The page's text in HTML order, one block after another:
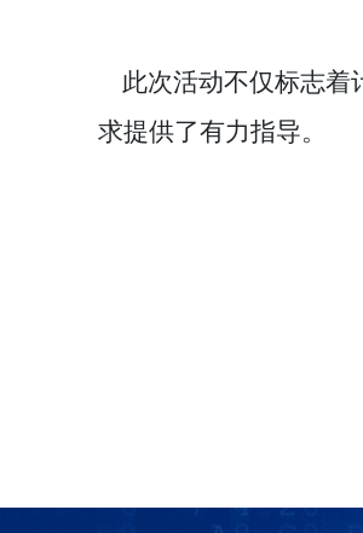
此次活动不仅标志着
求提供了有力指导。